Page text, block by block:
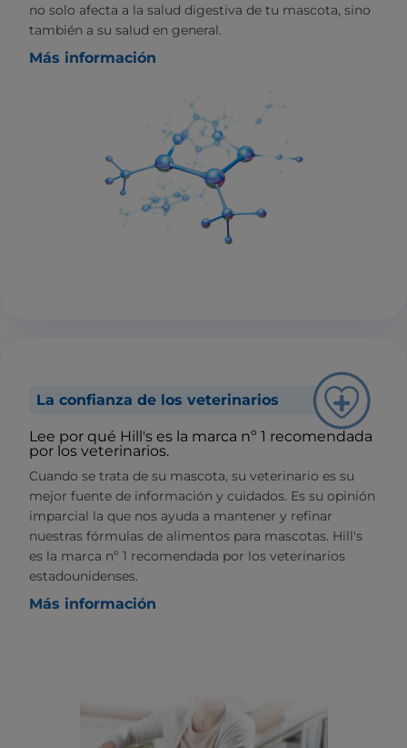
no solo afecta a la salud digestiva de tu mascota, sino
también a su salud en general.
Más información
La confianza de los veterinarios
Lee por qué Hill's es la marca nº 1 recomendada
por los veterinarios.
Cuando se trata de su mascota, su veterinario es su
mejor fuente de información y cuidados. Es su opinión
imparcial la que nos ayuda a mantener y refinar
nuestras fórmulas de alimentos para mascotas. Hill's
es la marca nº 1 recomendada por los veterinarios
estadounidenses.
Más información